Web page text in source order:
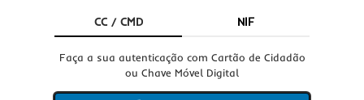
CC / CMD NIF
Faça a sua autenticação com Cartão de Cidadão
ou Chave Móvel Digital